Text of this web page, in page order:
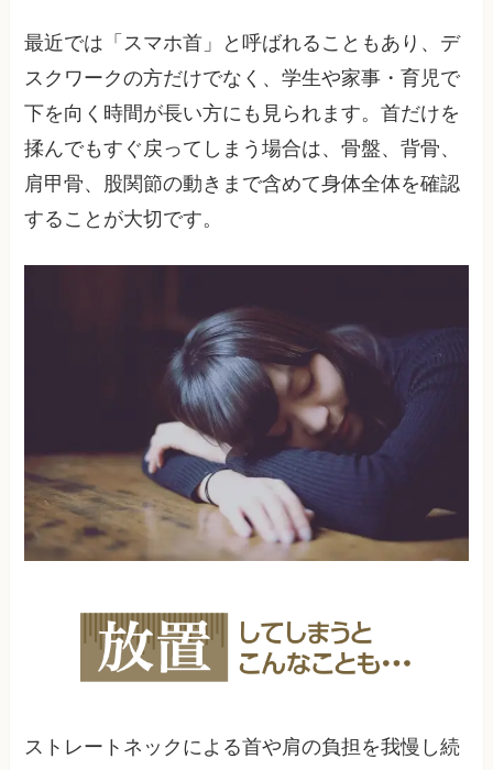
最近では「スマホ首」と呼ばれることもあり、デ
スクワークの方だけでなく、学生や家事・育児で
下を向く時間が長い方にも見られます。首だけを
揉んでもすぐ戻ってしまう場合は、骨盤、背骨、
肩甲骨、股関節の動きまで含めて身体全体を確認
することが大切です。
ストレートネックによる首や肩の負担を我慢し続